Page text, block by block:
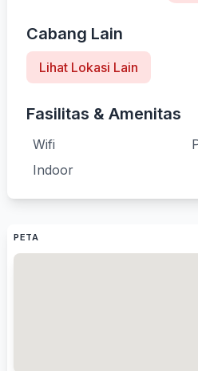
Cabang Lain
Lihat Lokasi Lain
Fasilitas & Amenitas
Wifi
Indoor
PETA